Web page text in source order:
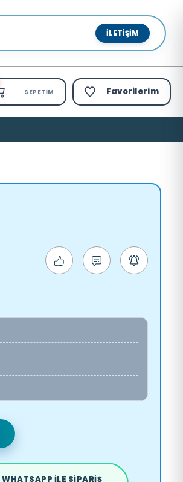
İLETIŞIM
SEPETIM Favorilerim
WHATSAPP ILE SIPARIŞ